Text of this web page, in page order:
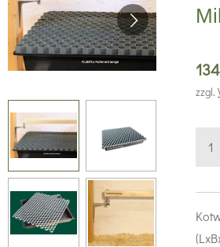
zzgl.